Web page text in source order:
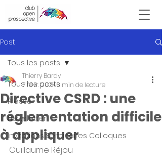
Victor Hugo
Post
Tous les posts
Presse
Newsletter
Invitations Seminaires Colloques
Tous les posts
Directive CSRD : une
réglementation difficile
à appliquer
Thierry Bardy
7 févr. 20243 min de lecture
Guillaume Réjou